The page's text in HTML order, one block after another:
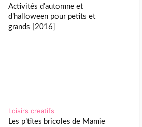
Activités d’automne et
d’halloween pour petits et
grands [2016]
Loisirs creatifs
Les p’tites bricoles de Mamie